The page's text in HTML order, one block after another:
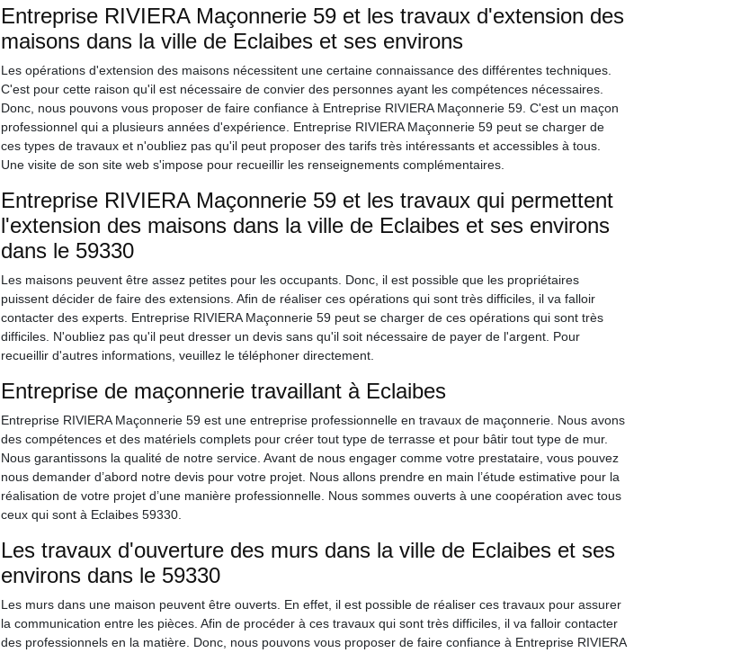
Entreprise RIVIERA Maçonnerie 59 et les travaux d'extension des
maisons dans la ville de Eclaibes et ses environs
Les opérations d'extension des maisons nécessitent une certaine connaissance des différentes techniques.
C'est pour cette raison qu'il est nécessaire de convier des personnes ayant les compétences nécessaires.
Donc, nous pouvons vous proposer de faire confiance à Entreprise RIVIERA Maçonnerie 59. C'est un maçon
professionnel qui a plusieurs années d'expérience. Entreprise RIVIERA Maçonnerie 59 peut se charger de
ces types de travaux et n'oubliez pas qu'il peut proposer des tarifs très intéressants et accessibles à tous.
Une visite de son site web s'impose pour recueillir les renseignements complémentaires.
Entreprise RIVIERA Maçonnerie 59 et les travaux qui permettent
l'extension des maisons dans la ville de Eclaibes et ses environs
dans le 59330
Les maisons peuvent être assez petites pour les occupants. Donc, il est possible que les propriétaires
puissent décider de faire des extensions. Afin de réaliser ces opérations qui sont très difficiles, il va falloir
contacter des experts. Entreprise RIVIERA Maçonnerie 59 peut se charger de ces opérations qui sont très
difficiles. N'oubliez pas qu'il peut dresser un devis sans qu'il soit nécessaire de payer de l'argent. Pour
recueillir d'autres informations, veuillez le téléphoner directement.
Entreprise de maçonnerie travaillant à Eclaibes
Entreprise RIVIERA Maçonnerie 59 est une entreprise professionnelle en travaux de maçonnerie. Nous avons
des compétences et des matériels complets pour créer tout type de terrasse et pour bâtir tout type de mur.
Nous garantissons la qualité de notre service. Avant de nous engager comme votre prestataire, vous pouvez
nous demander d’abord notre devis pour votre projet. Nous allons prendre en main l’étude estimative pour la
réalisation de votre projet d’une manière professionnelle. Nous sommes ouverts à une coopération avec tous
ceux qui sont à Eclaibes 59330.
Les travaux d'ouverture des murs dans la ville de Eclaibes et ses
environs dans le 59330
Les murs dans une maison peuvent être ouverts. En effet, il est possible de réaliser ces travaux pour assurer
la communication entre les pièces. Afin de procéder à ces travaux qui sont très difficiles, il va falloir contacter
des professionnels en la matière. Donc, nous pouvons vous proposer de faire confiance à Entreprise RIVIERA